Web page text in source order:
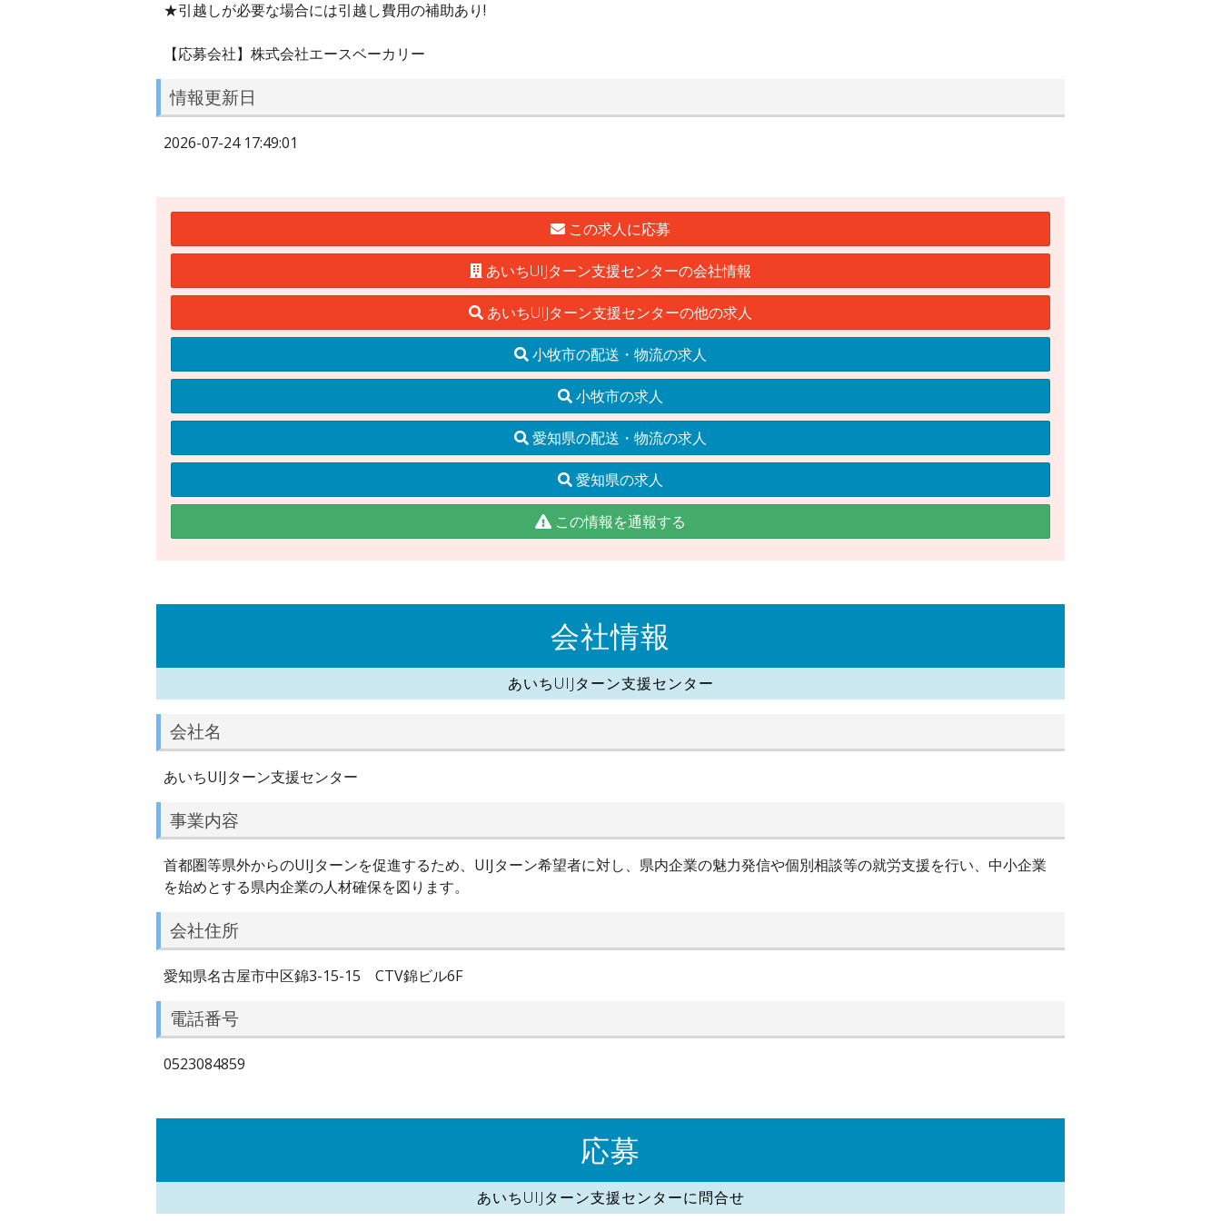
★引越しが必要な場合には引越し費用の補助あり!
【応募会社】株式会社エースベーカリー
情報更新日
2026-07-24 17:49:01
この求人に応募
あいちUIJターン支援センターの会社情報
あいちUIJターン支援センターの他の求人
小牧市の配送・物流の求人
小牧市の求人
愛知県の配送・物流の求人
愛知県の求人
この情報を通報する
会社情報
あいちUIJターン支援センター
会社名
あいちUIJターン支援センター
事業内容
首都圏等県外からのUIJターンを促進するため、UIJターン希望者に対し、県内企業の魅力発信や個別相談等の就労支援を行い、中小企業
を始めとする県内企業の人材確保を図ります。
会社住所
愛知県名古屋市中区錦3-15-15 CTV錦ビル6F
電話番号
0523084859
応募
あいちUIJターン支援センターに問合せ